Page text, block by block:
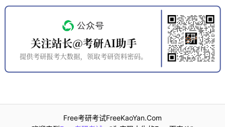
Free考研考试FreeKaoYan.Com